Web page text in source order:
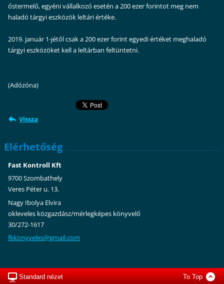
őstermelő, egyéni vállalkozó esetén a 200 ezer forintot meg nem
haladó tárgyi eszközök leltári értéke.
2019. január 1-jétől csak a 200 ezer forint egyedi értéket meghaladó
tárgyi eszközöket kell a leltárban feltüntetni.
(Adózóna)
Vissza
Elérhetőség
Fast Kontroll Kft
9700 Szombathely
Veres Péter u. 13.
Nagy Ibolya Elvira
okleveles közgazdász/mérlegképes könyvelő
30/272-1617
fkkonyveles@gmail.com
Standard nézet To Top